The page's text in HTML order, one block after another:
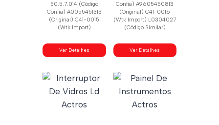
50.5.7.014 (Código
Confia) A0055451313
(Original) C41-0015
(Wtk Import)
Ver Detalhes
Confia) A9605450813
(Original) C41-0016
(Wtk Import) L0304027
(Código Similar)
Ver Detalhes